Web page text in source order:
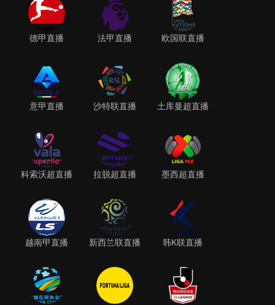
德甲直播 法甲直播 欧国联直播
意甲直播 沙特联直播 土库曼超直播
科索沃超直播 拉脱超直播 墨西超直播
越南甲直播 新西兰联直播 韩K联直播